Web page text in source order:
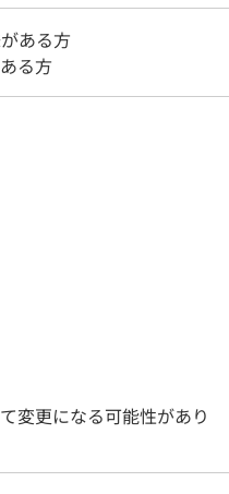
ある方
る方
変更になる可能性があり